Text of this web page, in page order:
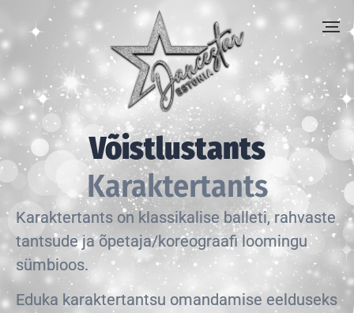
Võistlustants
Karaktertants
Karaktertants on klassikalise balleti, rahvaste
tantsude ja õpetaja/koreograafi loomingu
sümbioos.
Eduka karaktertantsu omandamise eelduseks